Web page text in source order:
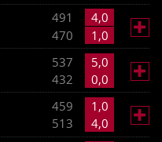
491
4,0
1,0
470

537
5,0
0,0
432

459
1,0
4,0
513
